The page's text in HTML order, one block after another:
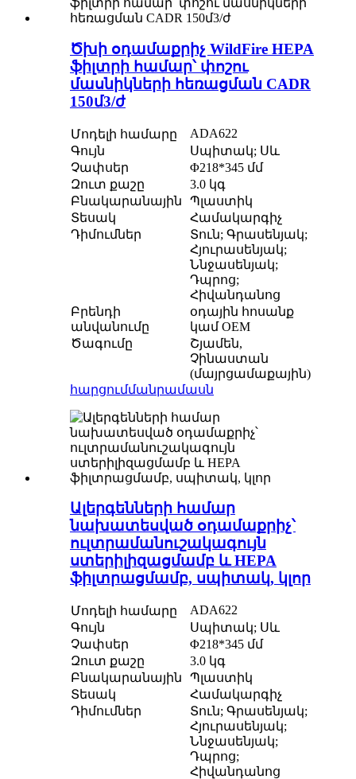
Ծխի օդամաքրիչ WildFire HEPA
ֆիլտրի համար՝ փոշու
մասնիկների հեռացման CADR
150մ3/ժ
Մոդելի համարը
ADA622
Գույն
Սպիտակ; Սև
Չափսեր
Φ218*345 մմ
Զուտ քաշը
3.0 կգ
Բնակարանային
Պլաստիկ
Տեսակ
Համակարգիչ
Դիմումներ
Տուն; Գրասենյակ;
Հյուրասենյակ;
Ննջասենյակ;
Դպրոց;
Հիվանդանոց
Բրենդի
անվանումը
օդային հոսանք
կամ OEM
Ծագումը
Շյամեն,
Չինաստան
(մայրցամաքային)
հարցումմանրամասն
Ալերգենների համար
նախատեսված օդամաքրիչ՝
ուլտրամանուշակագույն
ստերիլիզացմամբ և HEPA
ֆիլտրացմամբ, սպիտակ, կլոր
Մոդելի համարը
ADA622
Գույն
Սպիտակ; Սև
Չափսեր
Φ218*345 մմ
Զուտ քաշը
3.0 կգ
Բնակարանային
Պլաստիկ
Տեսակ
Համակարգիչ
Դիմումներ
Տուն; Գրասենյակ;
Հյուրասենյակ;
Ննջասենյակ;
Դպրոց;
Հիվանդանոց